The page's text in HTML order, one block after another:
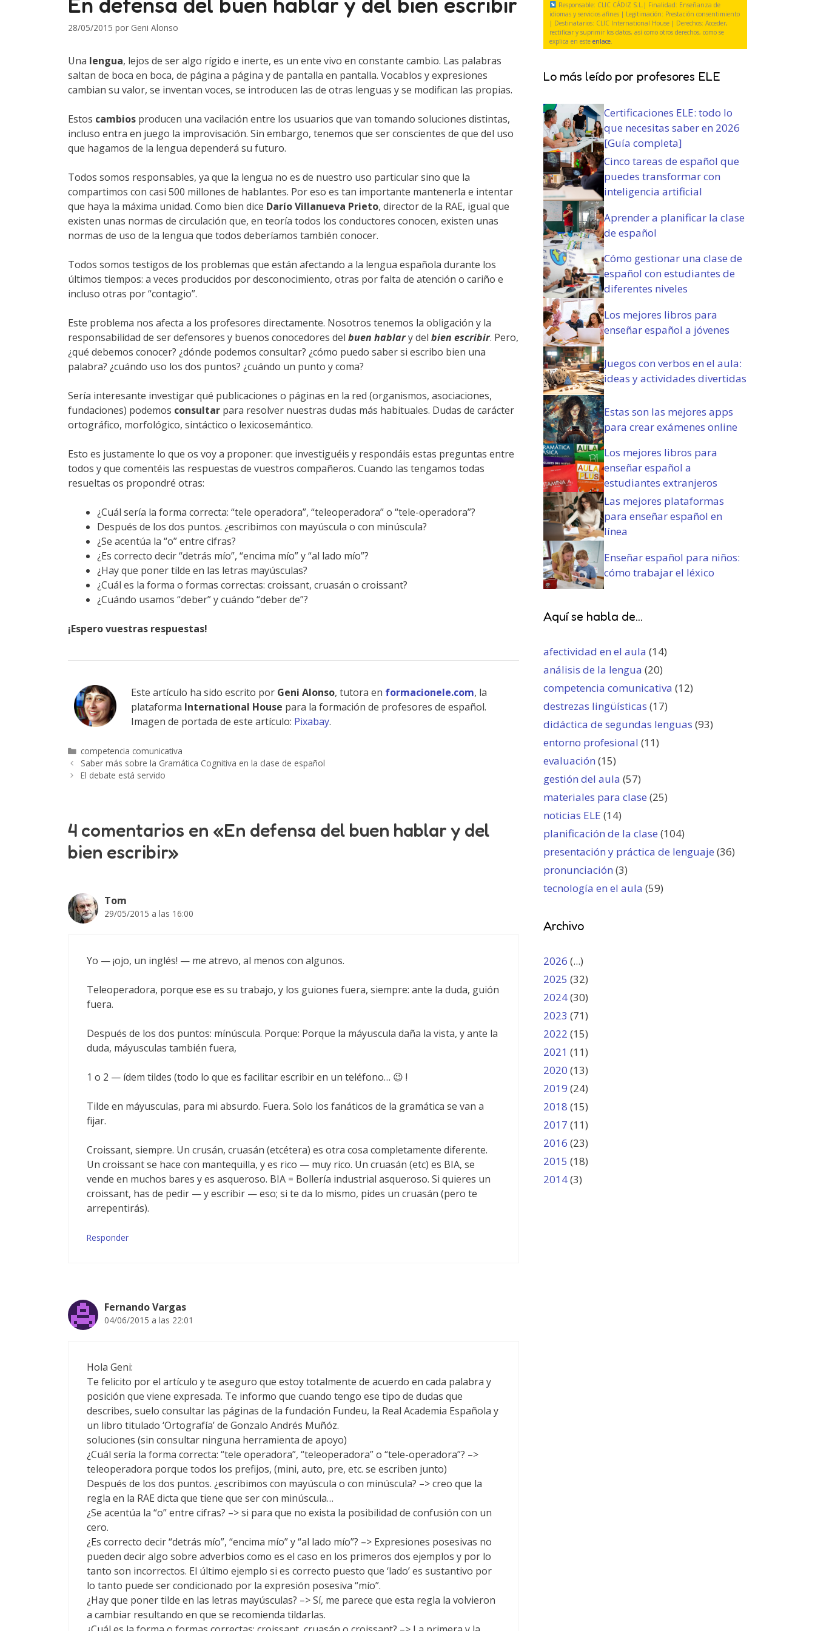
28/05/2015 por Geni Alonso
Una lengua, lejos de ser algo rígido e inerte, es un ente vivo en constante cambio. Las palabras
saltan de boca en boca, de página a página y de pantalla en pantalla. Vocablos y expresiones
cambian su valor, se inventan voces, se introducen las de otras lenguas y se modifican las propias.
Estos cambios producen una vacilación entre los usuarios que van tomando soluciones distintas,
incluso entra en juego la improvisación. Sin embargo, tenemos que ser conscientes de que del uso
que hagamos de la lengua dependerá su futuro.
Todos somos responsables, ya que la lengua no es de nuestro uso particular sino que la
compartimos con casi 500 millones de hablantes. Por eso es tan importante mantenerla e intentar
que haya la máxima unidad. Como bien dice Darío Villanueva Prieto, director de la RAE, igual que
existen unas normas de circulación que, en teoría todos los conductores conocen, existen unas
normas de uso de la lengua que todos deberíamos también conocer.
Todos somos testigos de los problemas que están afectando a la lengua española durante los
últimos tiempos: a veces producidos por desconocimiento, otras por falta de atención o cariño e
incluso otras por “contagio”.
Este problema nos afecta a los profesores directamente. Nosotros tenemos la obligación y la
responsabilidad de ser defensores y buenos conocedores del buen hablary del bien escribir. Pero,
¿qué debemos conocer? ¿dónde podemos consultar? ¿cómo puedo saber si escribo bien una
palabra? ¿cuándo uso los dos puntos? ¿cuándo un punto y coma?
Sería interesante investigar qué publicaciones o páginas en la red (organismos, asociaciones,
fundaciones) podemos consultar para resolver nuestras dudas más habituales. Dudas de carácter
ortográfico, morfológico, sintáctico o lexicosemántico.
Esto es justamente lo que os voy a proponer: que investiguéis y respondáis estas preguntas entre
todos y que comentéis las respuestas de vuestros compañeros. Cuando las tengamos todas
resueltas os propondré otras:
¿Cuál sería la forma correcta: “tele operadora”, “teleoperadora” o “tele-operadora”?
Después de los dos puntos. ¿escribimos con mayúscula o con minúscula?
¿Se acentúa la “o” entre cifras?
¿Es correcto decir “detrás mío”, “encima mío” y “al lado mío”?
¿Hay que poner tilde en las letras mayúsculas?
¿Cuál es la forma o formas correctas: croissant, cruasán o croissant?
¿Cuándo usamos “deber” y cuándo “deber de”?
¡Espero vuestras respuestas!
Este artículo ha sido escrito por Geni Alonso, tutora en formacionele.com, la
plataforma International House para la formación de profesores de español.
Imagen de portada de este artículo: Pixabay.
Categorías
competencia comunicativa
Saber más sobre la Gramática Cognitiva en la clase de español
El debate está servido
4 comentarios en «En defensa del buen hablar y del
bien escribir»
Tom
29/05/2015 a las 16:00
Yo — ¡ojo, un inglés! — me atrevo, al menos con algunos.
Teleoperadora, porque ese es su trabajo, y los guiones fuera, siempre: ante la duda, guión
fuera.
Después de los dos puntos: mínúscula. Porque: Porque la máyuscula daña la vista, y ante la
duda, máyusculas también fuera,
1 o 2 — ídem tildes (todo lo que es facilitar escribir en un teléfono… 😉 !
Tilde en máyusculas, para mi absurdo. Fuera. Solo los fanáticos de la gramática se van a
fijar.
Croissant, siempre. Un crusán, cruasán (etcétera) es otra cosa completamente diferente.
Un croissant se hace con mantequilla, y es rico — muy rico. Un cruasán (etc) es BIA, se
vende en muchos bares y es asqueroso. BIA = Bollería industrial asqueroso. Si quieres un
croissant, has de pedir — y escribir — eso; si te da lo mismo, pides un cruasán (pero te
arrepentirás).
Responder
Fernando Vargas
04/06/2015 a las 22:01
Hola Geni:
Te felicito por el artículo y te aseguro que estoy totalmente de acuerdo en cada palabra y
posición que viene expresada. Te informo que cuando tengo ese tipo de dudas que
describes, suelo consultar las páginas de la fundación Fundeu, la Real Academia Española y
un libro titulado ‘Ortografía’ de Gonzalo Andrés Muñóz.
soluciones (sin consultar ninguna herramienta de apoyo)
¿Cuál sería la forma correcta: “tele operadora”, “teleoperadora” o “tele-operadora”? –>
teleoperadora porque todos los prefijos, (mini, auto, pre, etc. se escriben junto)
Después de los dos puntos. ¿escribimos con mayúscula o con minúscula? –> creo que la
regla en la RAE dicta que tiene que ser con minúscula…
¿Se acentúa la “o” entre cifras? –> si para que no exista la posibilidad de confusión con un
cero.
¿Es correcto decir “detrás mío”, “encima mío” y “al lado mío”? –> Expresiones posesivas no
pueden decir algo sobre adverbios como es el caso en los primeros dos ejemplos y por lo
tanto son incorrectos. El último ejemplo si es correcto puesto que ‘lado’ es sustantivo por
lo tanto puede ser condicionado por la expresión posesiva “mío”.
¿Hay que poner tilde en las letras mayúsculas? –> Sí, me parece que esta regla la volvieron
a cambiar resultando en que se recomienda tildarlas.
o
)
g
a
t
o
i
)
a
t
o
r
o
y
c
o
n
i
i
o
n
e
s
(
O
b
l
i
g
a
t
o
r
i
o
)
Responsable: CLIC CÁDIZ S.L.| Finalidad: Enseñanza de
idiomas y servicios afines | Legitimación: Prestación consentimiento
| Destinatarios: CLIC International House | Derechos: Acceder,
rectificar y suprimir los datos, así como otros derechos, como se
explica en esteenlace
Lo más leído por profesores ELE
Certificaciones ELE: todo lo
que necesitas saber en 2026
[Guía completa]
Cinco tareas de español que
puedes transformar con
inteligencia artificial
Aprender a planificar la clase
de español
Cómo gestionar una clase de
español con estudiantes de
diferentes niveles
Los mejores libros para
enseñar español a jóvenes
Juegos con verbos en el aula:
ideas y actividades divertidas
Estas son las mejores apps
para crear exámenes online
Los mejores libros para
enseñar español a
estudiantes extranjeros
Las mejores plataformas
para enseñar español en
línea
Enseñar español para niños:
cómo trabajar el léxico
Aquí se habla de...
afectividad en el aula (14)
análisis de la lengua (20)
competencia comunicativa (12)
destrezas lingüísticas (17)
didáctica de segundas lenguas (93)
entorno profesional (11)
evaluación (15)
gestión del aula (57)
materiales para clase (25)
noticias ELE (14)
planificación de la clase (104)
presentación y práctica de lenguaje (36)
pronunciación (3)
tecnología en el aula (59)
Archivo
2026 (...)
2025 (32)
2024(30)
2023 (71)
2022 (15)
2021 (11)
2020 (13)
2019 (24)
2018 (15)
2017 (11)
2016 (23)
2015 (18)
2014(3)